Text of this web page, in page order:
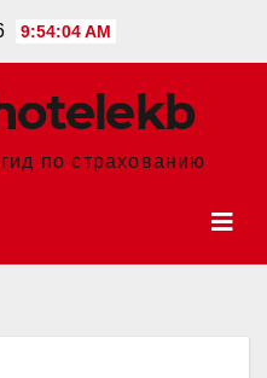
9:54:05 AM
по страхованию